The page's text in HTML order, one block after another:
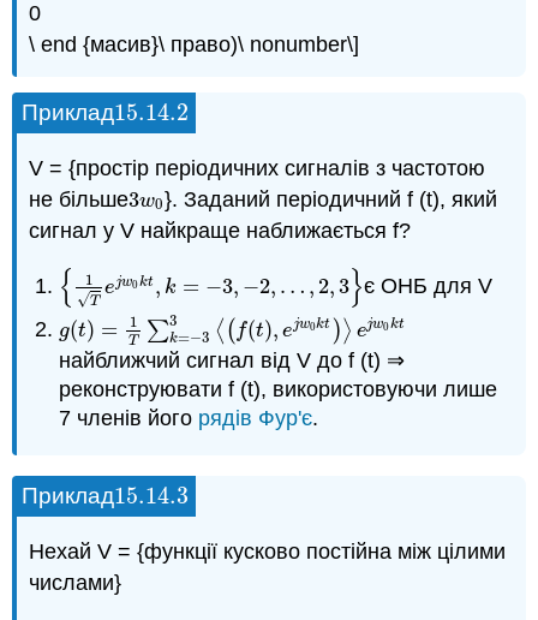
0
\ end {масив}\ право)\ nonumber\]
Приклад15.14.2
15.14.2
V = {простір періодичних сигналів з частотою
не більше3w0
3w0}. Заданий періодичний f (t), який
сигнал у V найкраще наближається f?
{ 1
T
√
ejw0kt, k = −3, −2, … , 2, 3}
{1Tejw0kt,k= −3 ,−2, …,2, 3 } є ОНБ для V
g(t) = 1
T ∑3
k=−3 ⟨ ( f(t), ejw0kt )⟩ ejw0kt
g(t)=1 T∑ k=− 3⟨ ( f( t),ejw0kt)⟩ e jw0kt
найближчий сигнал від V до f (t) ⇒
реконструювати f (t), використовуючи лише
7 членів його рядів Фур'є.
Приклад15.14.3
15.14.3
Нехай V = {функції кусково постійна між цілими
числами}